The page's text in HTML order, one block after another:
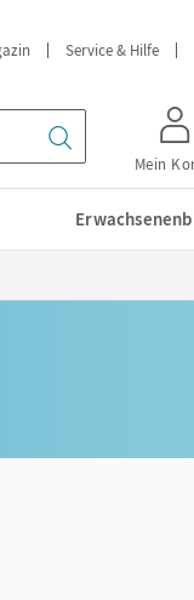
Service & Hilfe
Mein